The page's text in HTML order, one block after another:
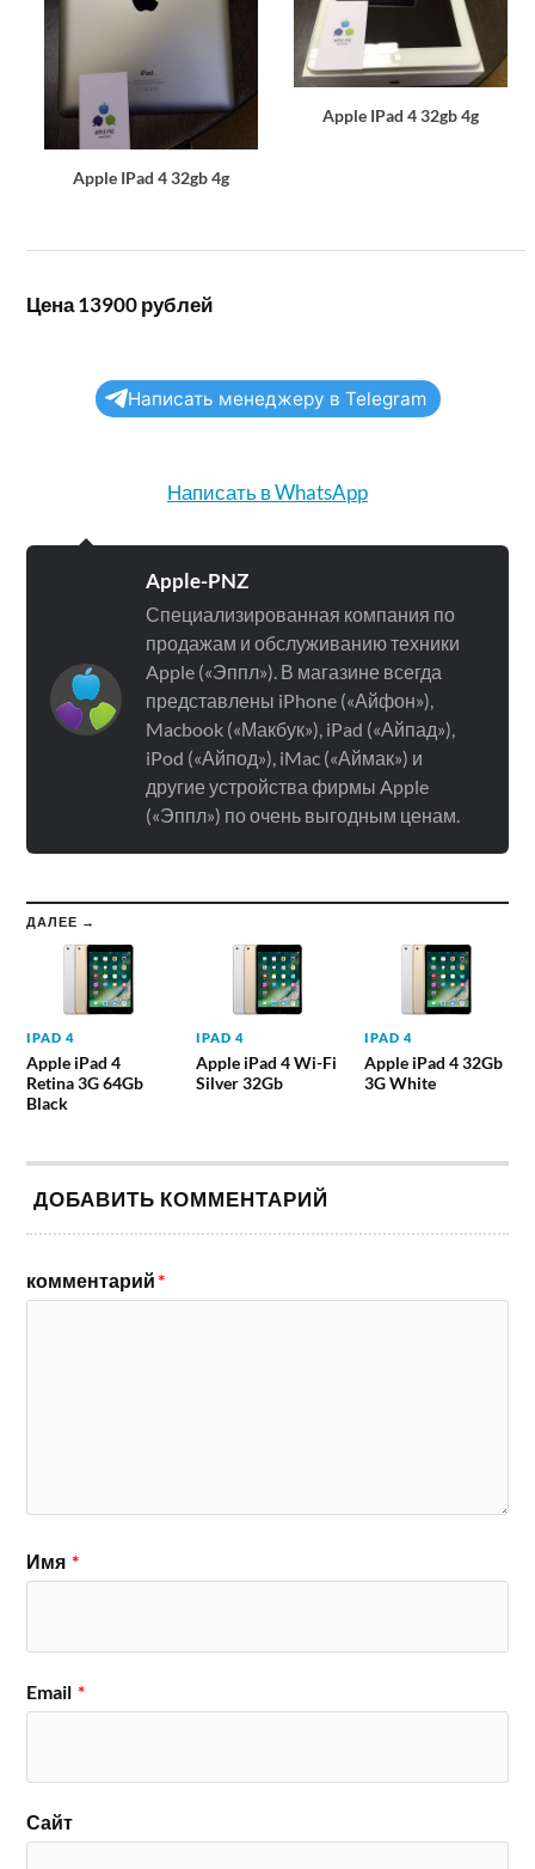
Apple IPad 4 32gb 4g
Apple IPad 4 32gb 4g
Цена 13900 рублей
Написать менеджеру в Telegram
Написать в WhatsApp
Apple-PNZ
Специализированная компания по
продажам и обслуживанию техники
Apple («Эппл»). В магазине всегда
представлены iPhone («Айфон»),
Macbook («Макбук»), iPad («Айпад»),
iPod («Айпод»), iMac («Аймак») и
другие устройства фирмы Apple
(«Эппл») по очень выгодным ценам.
ДАЛЕЕ →
IPAD 4
Apple iPad 4
Retina 3G 64Gb
Black
IPAD 4
Apple iPad 4 Wi-Fi
Silver 32Gb
IPAD 4
Apple iPad 4 32Gb
3G White
ДОБАВИТЬ КОММЕНТАРИЙ
комментарий*
Имя *
Email *
Сайт